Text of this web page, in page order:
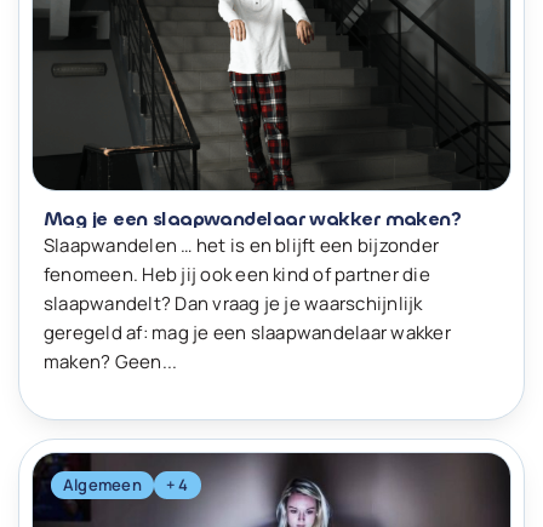
Mag je een slaapwandelaar wakker maken?
Slaapwandelen … het is en blijft een bijzonder
fenomeen. Heb jij ook een kind of partner die
slaapwandelt? Dan vraag je je waarschijnlijk
geregeld af: mag je een slaapwandelaar wakker
maken? Geen...
Algemeen + 4